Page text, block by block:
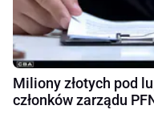
Miliony złotych pod
członków zarządu